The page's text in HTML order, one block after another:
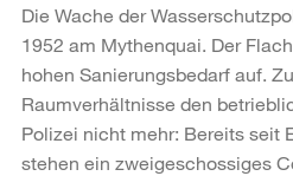
Die Wache der
1952 am Mythenquai. Der
hohen Sanierungsbedarf auf.
Raumverhältnisse den
Polizei nicht mehr: Bereits seit
stehen ein zweigeschossiges